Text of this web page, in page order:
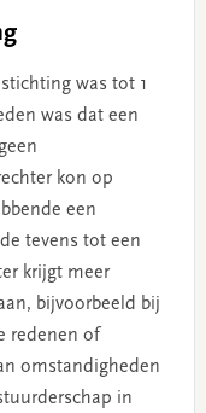
was tot 1
was dat een
kon op
een
tevens tot een
krijgt meer
bijvoorbeeld bij
redenen of
omstandigheden
in